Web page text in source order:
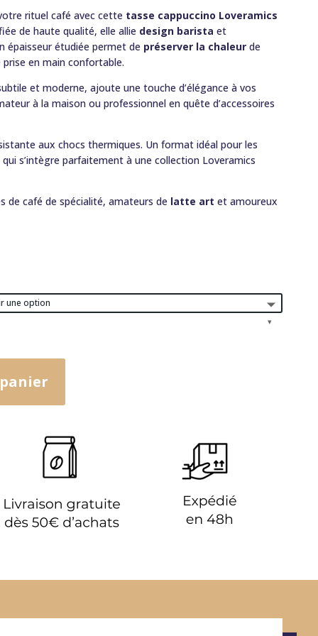
rituel café avec cette tasse cappuccino Loveramics
de haute qualité, elle allie design barista et
épaisseur étudiée permet de préserver la chaleur de
en main confortable.
et moderne, ajoute une touche d’élégance à vos
à la maison ou professionnel en quête d’accessoires
aux chocs thermiques. Un format idéal pour les
s’intègre parfaitement à une collection Loveramics
de café de spécialité, amateurs de latte art et amoureux
: